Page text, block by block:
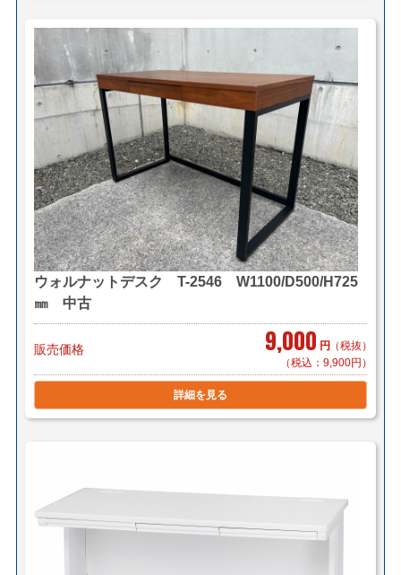
ウォルナットデスク T-2546 W1100/D500/H725
㎜ 中古
販売価格 9,000 円 （税抜）
（税込：9,900円）
詳細を見る